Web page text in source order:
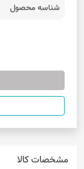
شناسه محصول
مشخصات کالا